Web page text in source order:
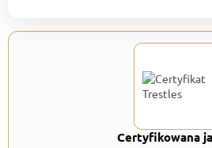
Certyfikowana